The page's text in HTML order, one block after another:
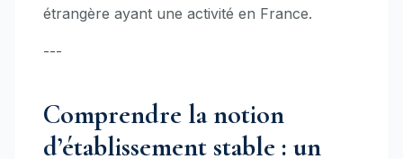
étrangère ayant une activité en France.
---
Comprendre la notion
d’établissement stable : un